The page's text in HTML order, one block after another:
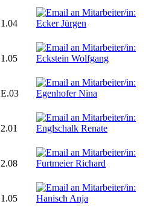
1.04
1.05
E.03
2.01
2.08
1.05